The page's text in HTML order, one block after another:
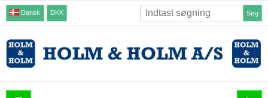
Dansk DKK Søg